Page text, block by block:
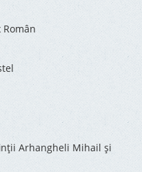
Arhangheli Mihail și